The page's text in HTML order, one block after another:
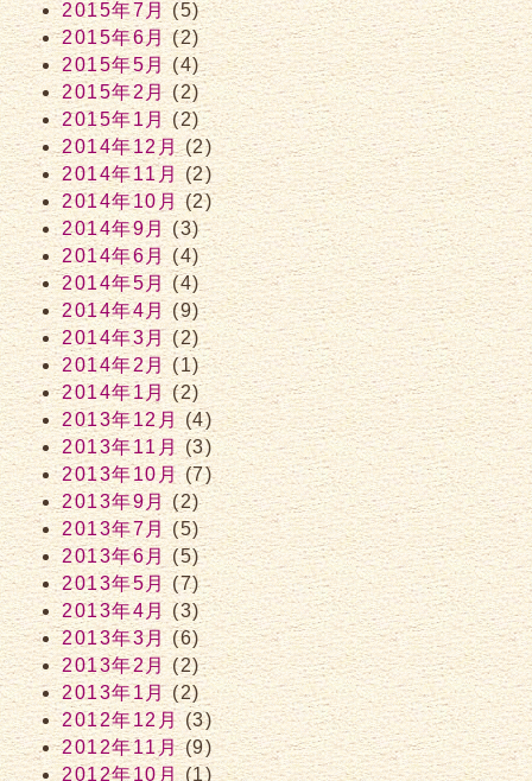
2015年7月(5)
2015年6月(2)
2015年5月(4)
2015年2月(2)
2015年1月(2)
2014年12月(2)
2014年11月(2)
2014年10月(2)
2014年9月(3)
2014年6月(4)
2014年5月(4)
2014年4月(9)
2014年3月(2)
2014年2月(1)
2014年1月(2)
2013年12月 (4)
2013年11月(3)
2013年10月(7)
2013年9月(2)
2013年7月(5)
2013年6月(5)
2013年5月(7)
2013年4月(3)
2013年3月(6)
2013年2月(2)
2013年1月(2)
2012年12月(3)
2012年11月(9)
2012年10月 (1)